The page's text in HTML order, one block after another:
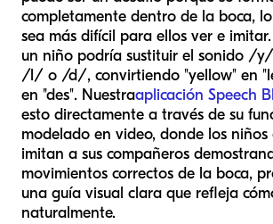
completamente dentro de la boca,
sea más difícil para ellos ver e
un niño podría sustituir el sonido /
/l/ o /d/, convirtiendo "yellow" en
en "des". Nuestraaplicación Speech
esto directamente a través de su
modelado en video, donde los niños
imitan a sus compañeros
movimientos correctos de la boca,
una guía visual clara que refleja
naturalmente.